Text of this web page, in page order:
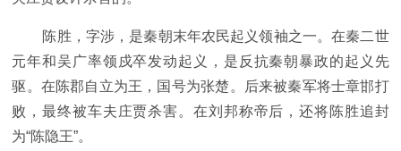
陈胜，字涉，是秦朝末年农民起义领袖之一。在秦二世
元年和吴广率领戍卒发动起义，是反抗秦朝暴政的起义先
驱。在陈郡自立为王，国号为张楚。后来被秦军将士章邯打
败，最终被车夫庄贾杀害。在刘邦称帝后，还将陈胜追封
为“陈隐王”。